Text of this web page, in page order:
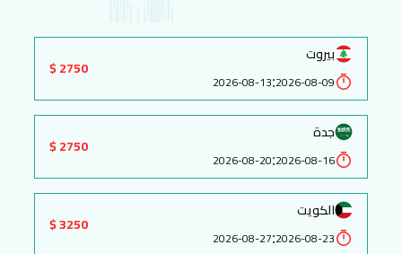
بيروت
2026-08-09
:
2026-08-13
2750 $
جدة
2026-08-16
:
2026-08-20
2750 $
الكويت
2026-08-23
:
2026-08-27
3250 $